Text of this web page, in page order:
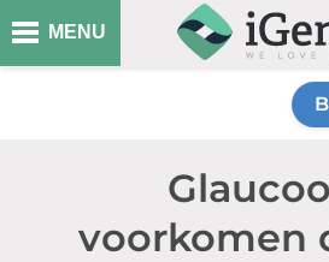
MENU
voorkomen